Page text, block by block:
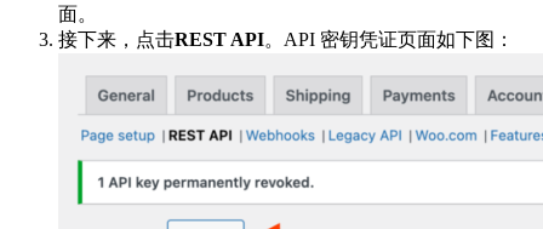
面。
接下来，点击REST API。API 密钥凭证页面如下图：